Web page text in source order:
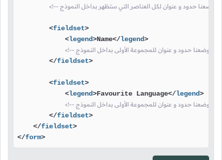
<fieldset>
<legend>Name</legend>
</fieldset>
<fieldset>
<legend>Favourite Language</legend>
</fieldset>
</fieldset>
</form>